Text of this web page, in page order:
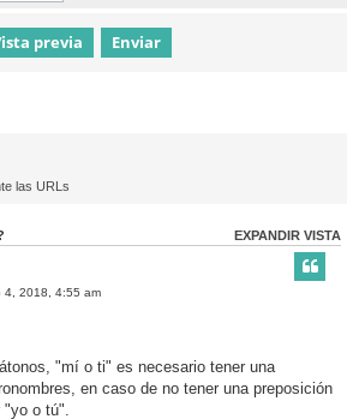
las URLs
EXPANDIR VISTA
4, 2018, 4:55 am
"mí o ti" es necesario tener una
en caso de no tener una preposición
"yo o tú".